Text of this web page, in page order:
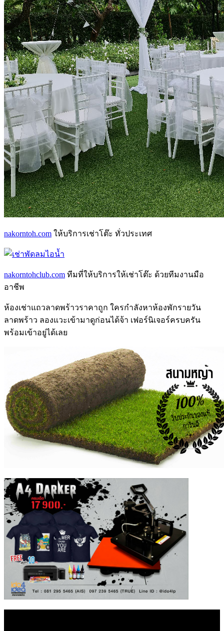
nakorntoh.com ให้บริการเช่าโต๊ะ ทั่วประเทศ
nakorntohclub.com ทีมที่ให้บริการให้เช่าโต๊ะ ด้วยทีมงานมือ
อาชีพ
ห้องเช่าแถวลาดพร้าวราคาถูก ใครกำลังหาห้องพักรายวัน
ลาดพร้าว ลองแวะเข้ามาดูก่อนได้จ้า เฟอร์นิเจอร์ครบครัน
พร้อมเข้าอยู่ได้เลย